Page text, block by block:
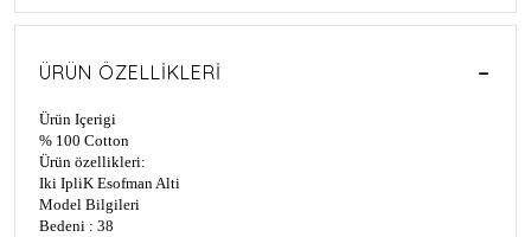
ÜRÜN ÖZELLIKLERI
Ürün Içerigi
% 100 Cotton
Ürün özellikleri:
Iki IpliK Esofman Alti
Model Bilgileri
Bedeni : 38